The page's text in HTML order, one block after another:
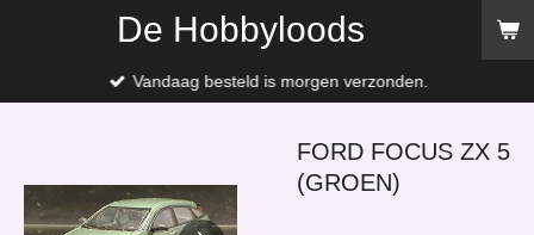
de
De Hobbyloods
Vandaag besteld is morgen verzonden.
FORD FOCUS ZX 5
(GROEN)